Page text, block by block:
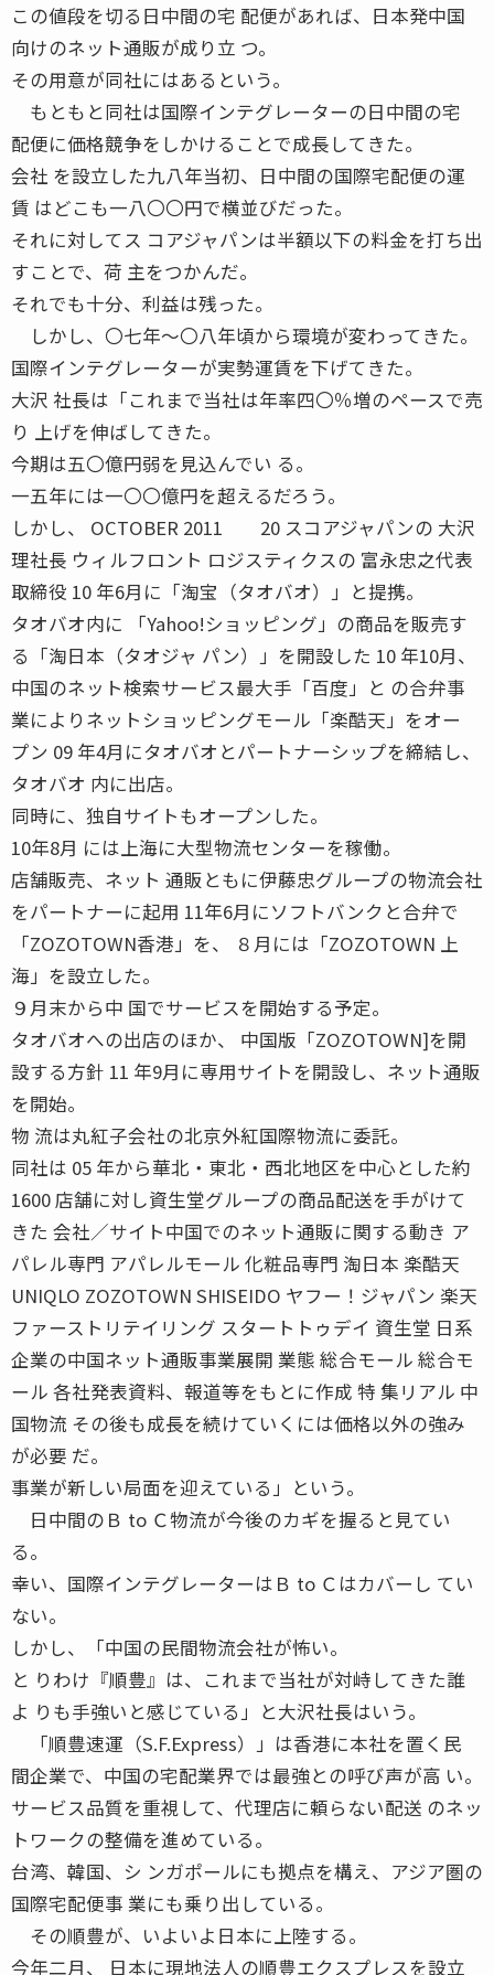
この値段を切る日中間の宅 配便があれば、日本発中国
向けのネット通販が成り立 つ。
その用意が同社にはあるという。
もともと同社は国際インテグレーターの日中間の宅
配便に価格競争をしかけることで成長してきた。
会社 を設立した九八年当初、日中間の国際宅配便の運
賃 はどこも一八〇〇円で横並びだった。
それに対してス コアジャパンは半額以下の料金を打ち出
すことで、荷 主をつかんだ。
それでも十分、利益は残った。
しかし、〇七年〜〇八年頃から環境が変わってきた。
国際インテグレーターが実勢運賃を下げてきた。
大沢 社長は「これまで当社は年率四〇％増のペースで売
り 上げを伸ばしてきた。
今期は五〇億円弱を見込んでい る。
一五年には一〇〇億円を超えるだろう。
しかし、 OCTOBER 2011 20 スコアジャパンの 大沢
理社長 ウィルフロント ロジスティクスの 富永忠之代表
取締役 10 年6月に「淘宝（タオバオ）」と提携。
タオバオ内に 「Yahoo!ショッピング」の商品を販売す
る「淘日本（タオジャ パン）」を開設した 10 年10月、
中国のネット検索サービス最大手「百度」と の合弁事
業によりネットショッピングモール「楽酷天」をオー
プン 09 年4月にタオバオとパートナーシップを締結し、
タオバオ 内に出店。
同時に、独自サイトもオープンした。
10年8月 には上海に大型物流センターを稼働。
店舗販売、ネット 通販ともに伊藤忠グループの物流会社
をパートナーに起用 11年6月にソフトバンクと合弁で
「ZOZOTOWN香港」を、 ８月には「ZOZOTOWN 上
海」を設立した。
９月末から中 国でサービスを開始する予定。
タオバオへの出店のほか、 中国版「ZOZOTOWN]を開
設する方針 11 年9月に専用サイトを開設し、ネット通販
を開始。
物 流は丸紅子会社の北京外紅国際物流に委託。
同社は 05 年から華北・東北・西北地区を中心とした約
1600 店舗に対し資生堂グループの商品配送を手がけて
きた 会社／サイト中国でのネット通販に関する動き ア
パレル専門 アパレルモール 化粧品専門 淘日本 楽酷天
UNIQLO ZOZOTOWN SHISEIDO ヤフー！ジャパン 楽天
ファーストリテイリング スタートトゥデイ 資生堂 日系
企業の中国ネット通販事業展開 業態 総合モール 総合モ
ール 各社発表資料、報道等をもとに作成 特 集リアル 中
国物流 その後も成長を続けていくには価格以外の強み
が必要 だ。
事業が新しい局面を迎えている」という。
日中間のＢ to Ｃ物流が今後のカギを握ると見てい
る。
幸い、国際インテグレーターはＢ to Ｃはカバーし てい
ない。
しかし、「中国の民間物流会社が怖い。
と りわけ『順豊』は、これまで当社が対峙してきた誰
よ りも手強いと感じている」と大沢社長はいう。
「順豊速運（S.F.Express）」は香港に本社を置く民
間企業で、中国の宅配業界では最強との呼び声が高 い。
サービス品質を重視して、代理店に頼らない配送 のネッ
トワークの整備を進めている。
台湾、韓国、シ ンガポールにも拠点を構え、アジア圏の
国際宅配便事 業にも乗り出している。
その順豊が、いよいよ日本に上陸する。
今年二月、 日本に現地法人の順豊エクスプレスを設立